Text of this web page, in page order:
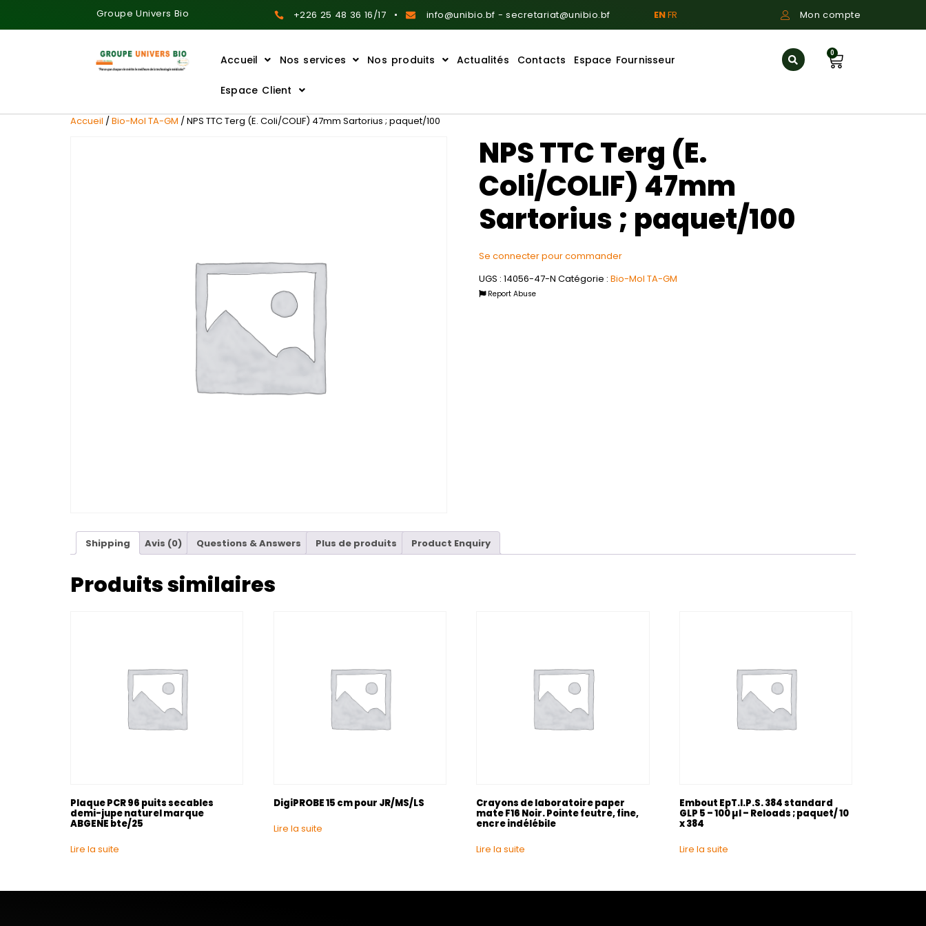
Groupe Univers Bio +226 25 48 36 16/17 info@unibio.bf - secretariat@unibio.bf ENFR Mon compte
Accueil Nos services Nos produits Actualités Contacts Espace Fournisseur
Espace Client
0
Accueil /Bio-Mol TA-GM / NPS TTC Terg (E. Coli/COLIF) 47mm Sartorius ; paquet/100
NPS TTC Terg (E.
Coli/COLIF) 47mm
Sartorius ; paquet/100
Se connecter pour commander
UGS : 14056-47-N Catégorie : Bio-Mol TA-GM
Report Abuse
Shipping Avis (0) Questions & Answers Plus de produits Product Enquiry
Produits similaires
Plaque PCR 96 puits secables
demi-jupe naturel marque
ABGENE bte/25
Lire la suite
DigiPROBE 15 cm pour JR/MS/LS
Lire la suite
Crayons de laboratoire paper
mate F16 Noir. Pointe feutre, fine,
encre indélébile
Lire la suite
Embout EpT.I.P.S. 384 standard
GLP 5 – 100 µl – Reloads ; paquet/ 10
x 384
Lire la suite